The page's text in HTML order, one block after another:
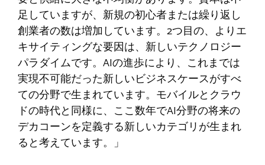
足していますが、新規の初心者または繰り返し
創業者の数は増加しています。2つ目の、よりエ
キサイティングな要因は、新しいテクノロジー
パラダイムです。AIの進歩により、これまでは
実現不可能だった新しいビジネスケースがすべ
ての分野で生まれています。モバイルとクラウ
ドの時代と同様に、ここ数年でAI分野の将来の
デカコーンを定義する新しいカテゴリが生まれ
ると考えています。」